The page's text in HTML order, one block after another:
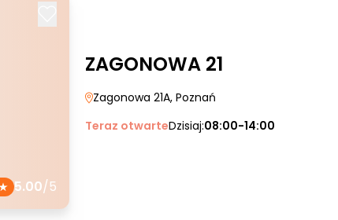
5.00/5
ZAGONOWA 21
Zagonowa 21A, Poznań
Teraz otwarteDzisiaj:08:00-14:00